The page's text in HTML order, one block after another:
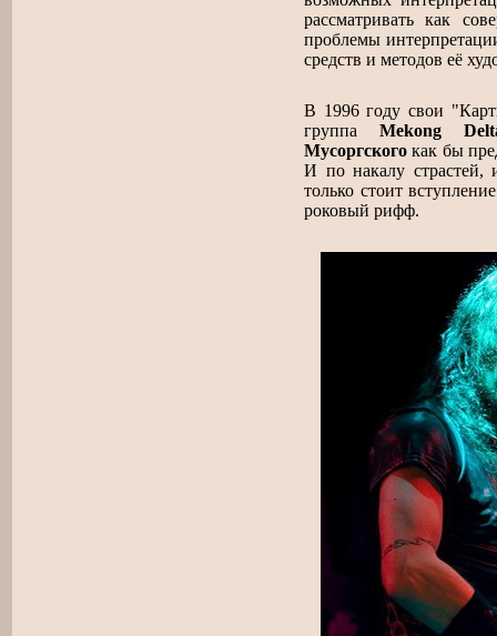
рассматривать как
проблемы
средств и методов её
В 1996 году свои
группа Mekong
Мусоргского как бы
И по накалу страстей,
только стоит
роковый рифф.